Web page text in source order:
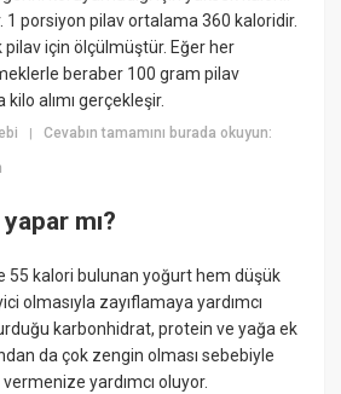
1 porsiyon pilav ortalama 360 kaloridir.
pilav için ölçülmüştür. Eğer her
beraber 100 gram pilav
alımı gerçekleşir.
|Cevabın tamamını burada okuyun:
mı?
55 kalori bulunan yoğurt hem düşük
olmasıyla zayıflamaya yardımcı
karbonhidrat, protein ve yağa ek
da çok zengin olması sebebiyle
vermenize yardımcı oluyor.